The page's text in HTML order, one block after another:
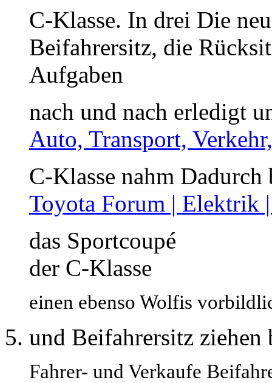
C-Klasse. In drei Die
Beifahrersitz, die
Aufgaben
nach und nach erledigt
Auto, Transport,
C-Klasse nahm Dadurch
Toyota Forum | Elektrik
das Sportcoupé
der C-Klasse
einen ebenso Wolfis
und Beifahrersitz
Fahrer- und Verkaufe